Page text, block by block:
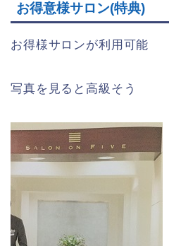
お得意様サロン(特典)
お得様サロンが利用可能
写真を見ると高級そう